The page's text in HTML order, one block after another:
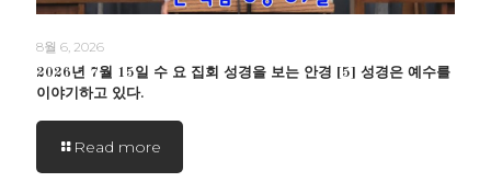
8월 6, 2026
2026년 7월 15일 수 요 집회 성경을 보는 안경 [5] 성경은 예수를
이야기하고 있다.
Read more